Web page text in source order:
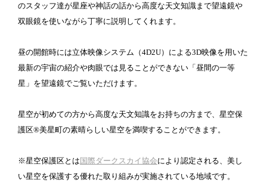
のスタッフ達が星座や神話の話から高度な天文知識まで望遠鏡や
双眼鏡を使いながら丁寧に説明してくれます。
昼の開館時には立体映像システム（4D2U）による3D映像を用いた
最新の宇宙の紹介や肉眼では見ることができない「昼間の一等
星」を望遠鏡でご覧いただけます。
星空が初めての方から高度な天文知識をお持ちの方まで、星空保
護区®美星町の素晴らしい星空を満喫することができます。
※星空保護区とは国際ダークスカイ協会により認定される、美し
い星空を保護する優れた取り組みが実施されている地域です。